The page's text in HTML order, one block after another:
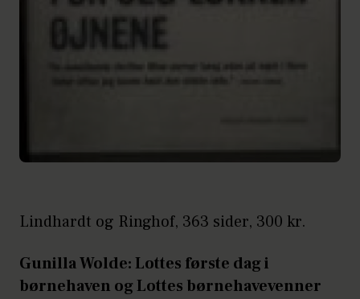
Lindhardt og Ringhof, 363 sider, 300 kr.
Gunilla Wolde: Lottes første dag i
børnehaven og Lottes børnehavevenner